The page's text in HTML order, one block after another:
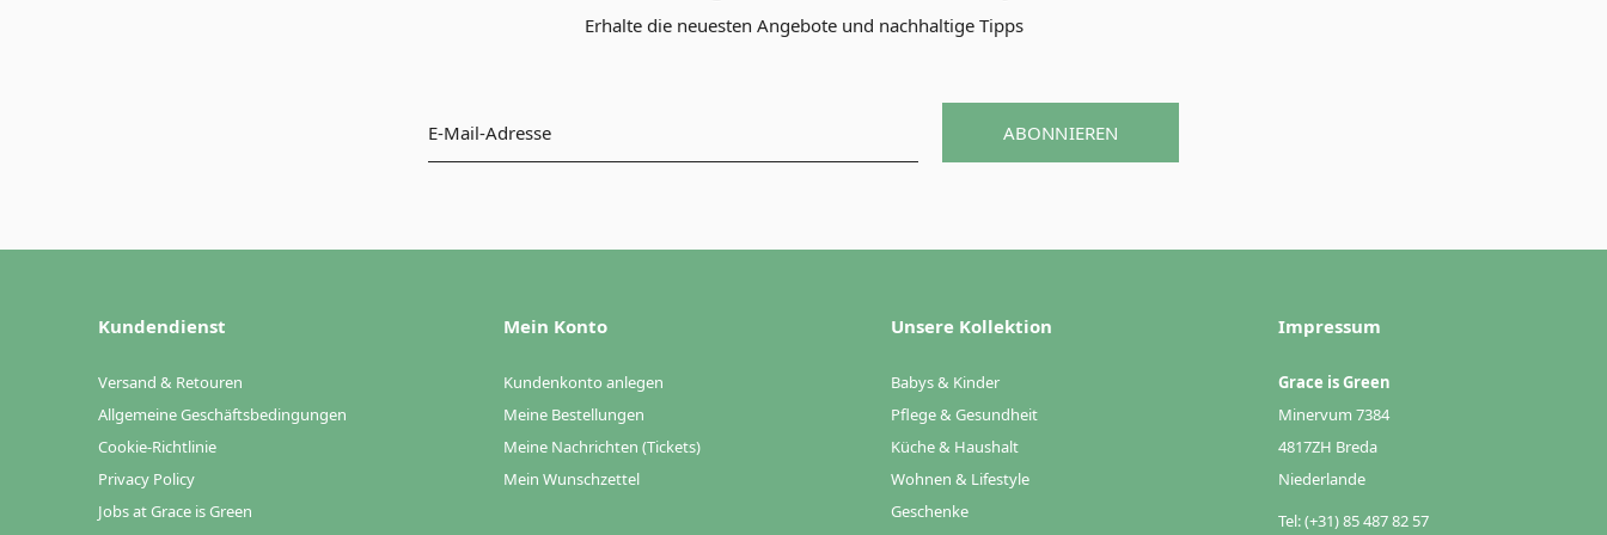
Erhalte die neuesten Angebote und nachhaltige Tipps
ABONNIEREN
Kundendienst
Versand & Retouren
Allgemeine Geschäftsbedingungen
Cookie-Richtlinie
Privacy Policy
Jobs at Grace is Green
Mein Konto
Kundenkonto anlegen
Meine Bestellungen
Meine Nachrichten (Tickets)
Mein Wunschzettel
Unsere Kollektion
Babys & Kinder
Pflege & Gesundheit
Küche & Haushalt
Wohnen & Lifestyle
Geschenke
Impressum
Grace is Green
Minervum 7384
4817ZH Breda
Niederlande
Tel: (+31) 85 487 82 57